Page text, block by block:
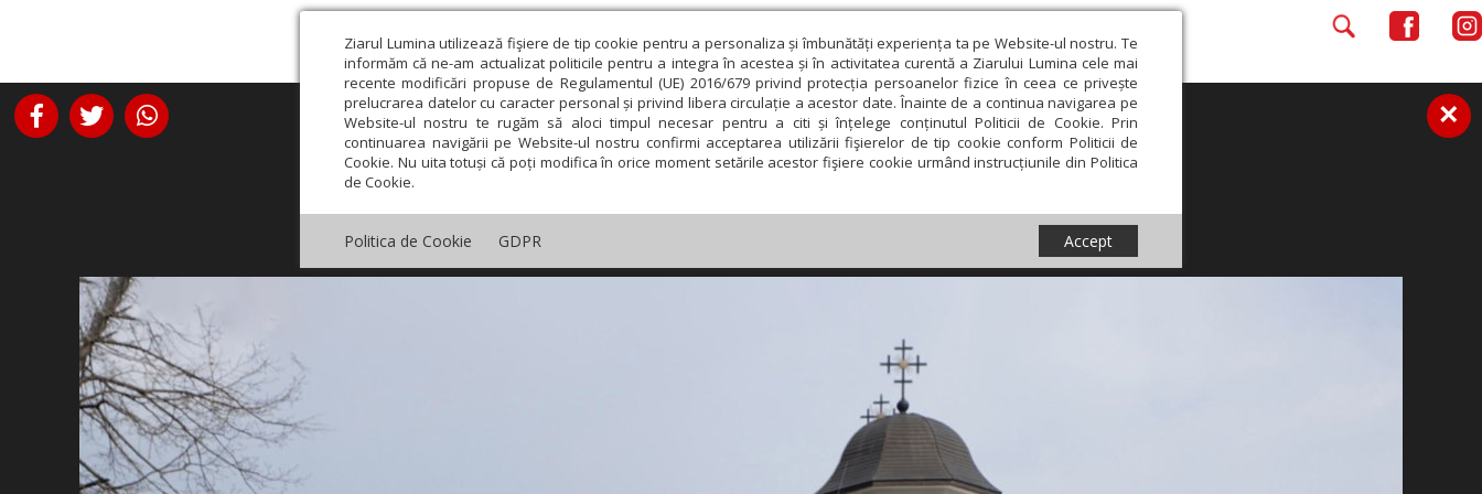
Ziarul Lumina utilizează fişiere de tip cookie pentru a personaliza și îmbunătăți experiența ta pe Website-ul nostru. Te
informăm că ne-am actualizat politicile pentru a integra în acestea și în activitatea curentă a Ziarului Lumina cele mai
recente modificări propuse de Regulamentul (UE) 2016/679 privind protecția persoanelor fizice în ceea ce privește
prelucrarea datelor cu caracter personal și privind libera circulație a acestor date. Înainte de a continua navigarea pe
Website-ul nostru te rugăm să aloci timpul necesar pentru a citi și înțelege conținutul Politicii de Cookie. Prin
continuarea navigării pe Website-ul nostru confirmi acceptarea utilizării fişierelor de tip cookie conform Politicii de
Cookie. Nu uita totuși că poți modifica în orice moment setările acestor fişiere cookie urmând instrucțiunile din Politica
de Cookie.
Politica de Cookie GDPR Accept
×